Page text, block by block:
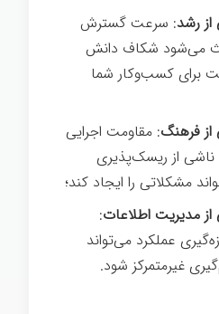
رشد: سرعت گسترش
می‌شود شکاف دانش
برای کسب‌وکار شما
فرهنگ: مقاومت اجرایی
از ریسک‌پذیری
مشکلاتی را ایجاد کند؛
مدیریت اطلاعات:
عملکرد می‌تواند
غیرمتمرکز شود.